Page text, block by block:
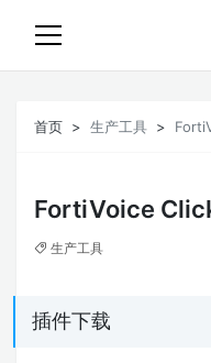
首页 生产工具
FortiVoice
生产工具
插件下载